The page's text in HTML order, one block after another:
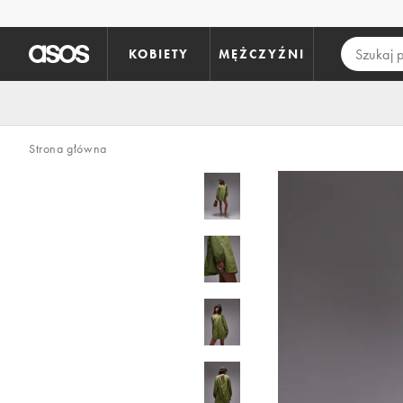
KOBIETY MĘŻCZYŹNI
Strona główna